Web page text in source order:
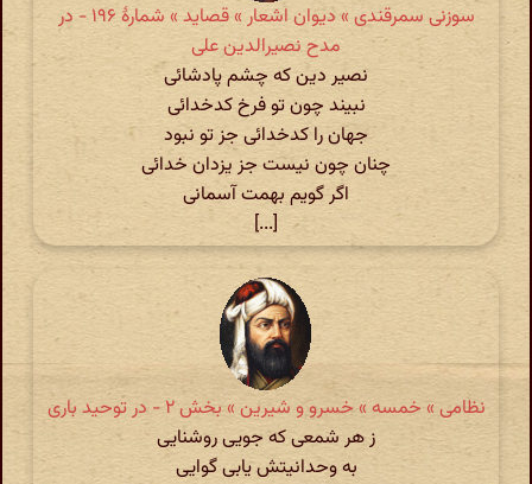
سوزنی سمرقندی » دیوان اشعار » قصاید » شمارهٔ ۱۹۶ - در
مدح نصیرالدین علی
نصیر دین که چشم پادشائی
نبیند چون تو فرخ کدخدائی
جهان را کدخدائی جز تو نبود
چنان چون نیست جز یزدان خدائی
اگر گویم بهمت آسمانی
[...]
نظامی » خمسه » خسرو و شیرین » بخش ۲ - در توحید باری
ز هر شمعی که جویی روشنایی
به وحدانیتش یابی گوایی